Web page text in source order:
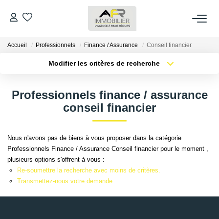
ACHETER
ESTIMER
FAIRE GÉRER
NOS AGENCES
Accueil Professionnels Finance / Assurance Conseil financier
Modifier les critères de recherche
Type de bien
Surface min
Créer une alerte
Professionnels finance / assurance
conseil financier
Nous n'avons pas de biens à vous proposer dans la catégorie
Professionnels Finance / Assurance Conseil financier pour le moment ,
plusieurs options s'offrent à vous :
Re-soumettre la recherche avec moins de critères.
Transmettez-nous votre demande